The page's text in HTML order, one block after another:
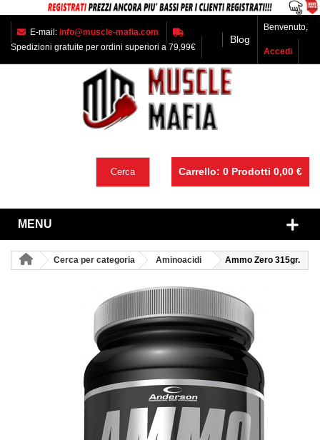
E-mail: info@muscle-mafia.com
Spedizioni gratuite per ordini superiori a 79,99€
Blog
Benvenuto,
Accedi
Carrello: 0 Prodotti 0,00 €
Cerca
MENU
Cerca per categoria Aminoacidi Ammo Zero 315gr.